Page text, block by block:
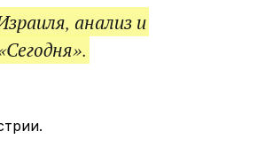
анализ и